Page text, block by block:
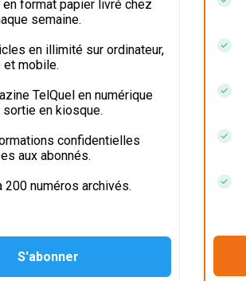
en format papier livré chez
semaine.
en illimité sur ordinateur,
mobile.
TelQuel en numérique
sortie en kiosque.
confidentielles
aux abonnés.
200 numéros archivés.